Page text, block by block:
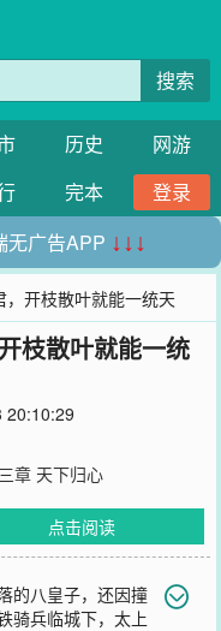
搜索
历史
网游
完本
登录
无广告APP ↓↓↓
，开枝散叶就能一统天
枝散叶就能一统
20:10:29
章 天下归心
点击阅读
的八皇子，还因撞
骑兵临城下，太上